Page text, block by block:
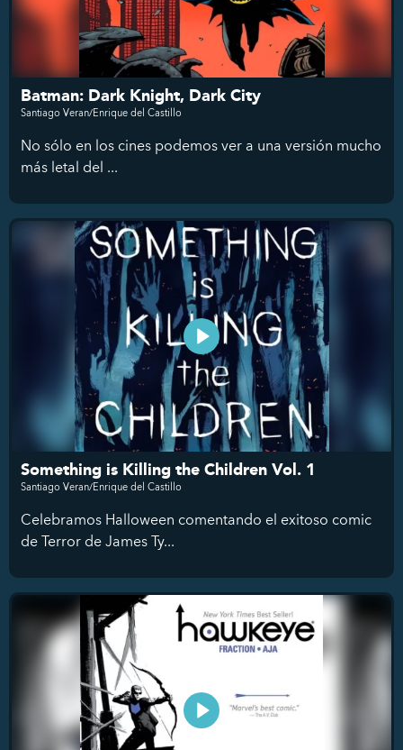
Batman: Dark Knight, Dark City
Santiago Veran/Enrique del Castillo
No sólo en los cines podemos ver a una versión mucho
más letal del ...
Something is Killing the Children Vol. 1
Santiago Veran/Enrique del Castillo
Celebramos Halloween comentando el exitoso comic
de Terror de James Ty...